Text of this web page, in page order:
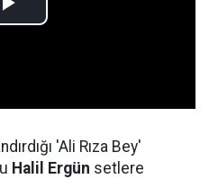
'Ali Rıza Bey'
Halil Ergün setlere